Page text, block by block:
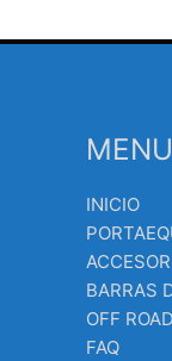
MENU
INICIO
BARRAS
OFF
FAQ
Búsqueda
productos